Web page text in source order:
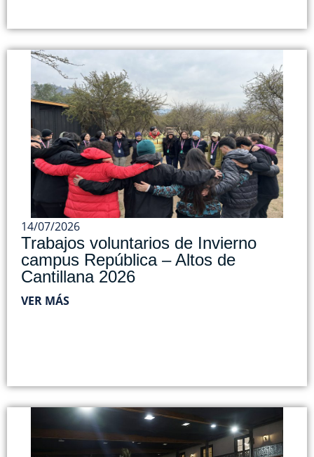
14/07/2026
Trabajos voluntarios de Invierno
campus República – Altos de
Cantillana 2026
VER MÁS